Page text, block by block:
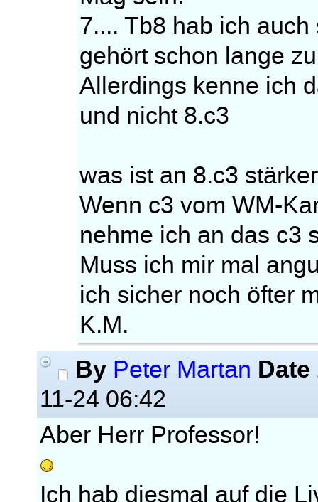
7.... Tb8 hab ich
gehört schon lange
Allerdings kenne ich
und nicht 8.c3
was ist an 8.c3
Wenn c3 vom WM-
nehme ich an das c3
Muss ich mir mal
ich sicher noch öfter
K.M.
By Peter Martan Date
11-24 06:42
Aber Herr Professor!
Ich hab diesmal auf die